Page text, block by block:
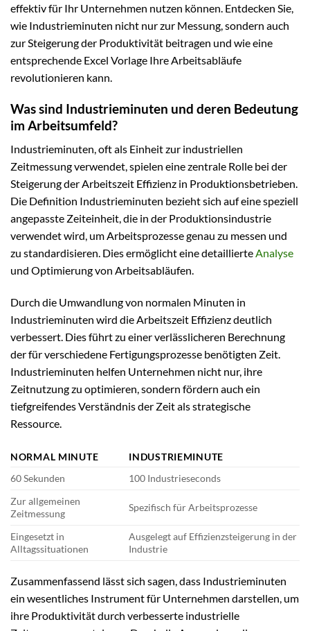
effektiv für Ihr Unternehmen nutzen können. Entdecken Sie,
wie Industrieminuten nicht nur zur Messung, sondern auch
zur Steigerung der Produktivität beitragen und wie eine
entsprechende Excel Vorlage Ihre Arbeitsabläufe
revolutionieren kann.
Was sind Industrieminuten und deren Bedeutung
im Arbeitsumfeld?
Industrieminuten, oft als Einheit zur industriellen
Zeitmessung verwendet, spielen eine zentrale Rolle bei der
Steigerung der Arbeitszeit Effizienz in Produktionsbetrieben.
Die Definition Industrieminuten bezieht sich auf eine speziell
angepasste Zeiteinheit, die in der Produktionsindustrie
verwendet wird, um Arbeitsprozesse genau zu messen und
zu standardisieren. Dies ermöglicht eine detaillierteAnalyse
und Optimierung von Arbeitsabläufen.
Durch die Umwandlung von normalen Minuten in
Industrieminuten wird die Arbeitszeit Effizienz deutlich
verbessert. Dies führt zu einer verlässlicheren Berechnung
der für verschiedene Fertigungsprozesse benötigten Zeit.
Industrieminuten helfen Unternehmen nicht nur, ihre
Zeitnutzung zu optimieren, sondern fördern auch ein
tiefgreifendes Verständnis der Zeit als strategische
Ressource.
NORMAL MINUTE
INDUSTRIEMINUTE
60 Sekunden
100 Industrieseconds
Zur allgemeinen
Zeitmessung
Spezifisch für Arbeitsprozesse
Eingesetzt in
Alltagssituationen
Ausgelegt auf Effizienzsteigerung in der
Industrie
Zusammenfassend lässt sich sagen, dass Industrieminuten
ein wesentliches Instrument für Unternehmen darstellen, um
ihre Produktivität durch verbesserte industrielle